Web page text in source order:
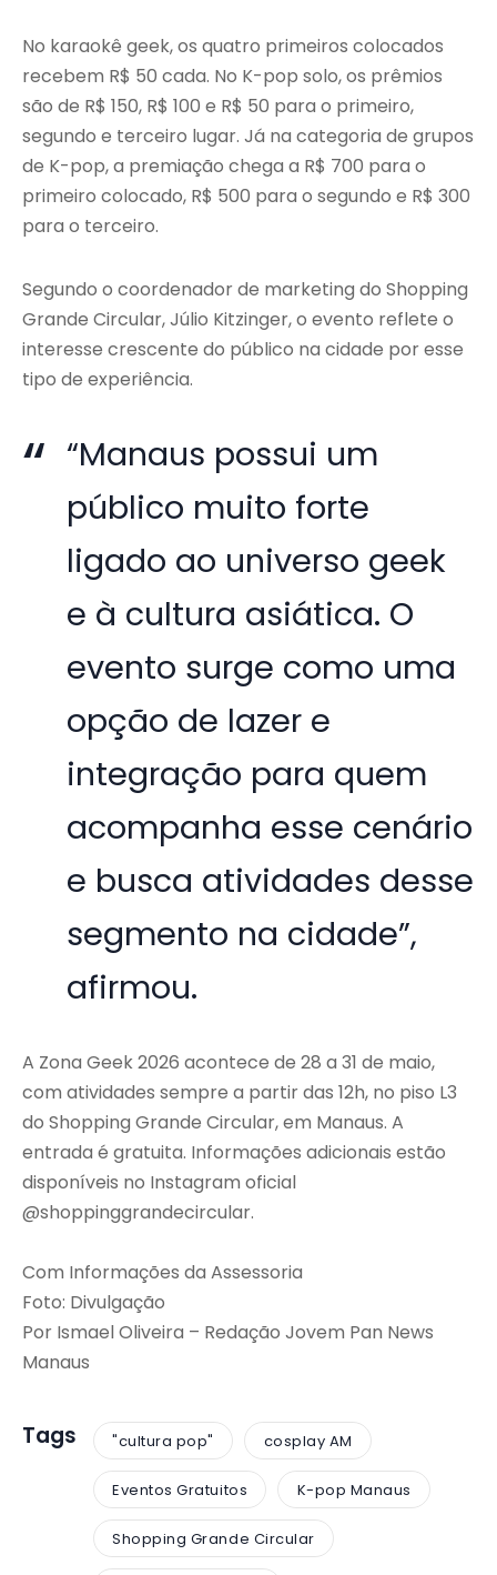
No karaokê geek, os quatro primeiros colocados
recebem R$ 50 cada. No K-pop solo, os prêmios
são de R$ 150, R$ 100 e R$ 50 para o primeiro,
segundo e terceiro lugar. Já na categoria de grupos
de K-pop, a premiação chega a R$ 700 para o
primeiro colocado, R$ 500 para o segundo e R$ 300
para o terceiro.
Segundo o coordenador de marketing do Shopping
Grande Circular, Júlio Kitzinger, o evento reflete o
interesse crescente do público na cidade por esse
tipo de experiência.
“Manaus possui um
público muito forte
ligado ao universo geek
e à cultura asiática. O
evento surge como uma
opção de lazer e
integração para quem
acompanha esse cenário
e busca atividades desse
segmento na cidade”,
afirmou.
A Zona Geek 2026 acontece de 28 a 31 de maio,
com atividades sempre a partir das 12h, no piso L3
do Shopping Grande Circular, em Manaus. A
entrada é gratuita. Informações adicionais estão
disponíveis no Instagram oficial
@shoppinggrandecircular.
Com Informações da Assessoria
Foto: Divulgação
Por Ismael Oliveira – Redação Jovem Pan News
Manaus
Tags "cultura pop" cosplay AM
Eventos Gratuitos K-pop Manaus
Shopping Grande Circular